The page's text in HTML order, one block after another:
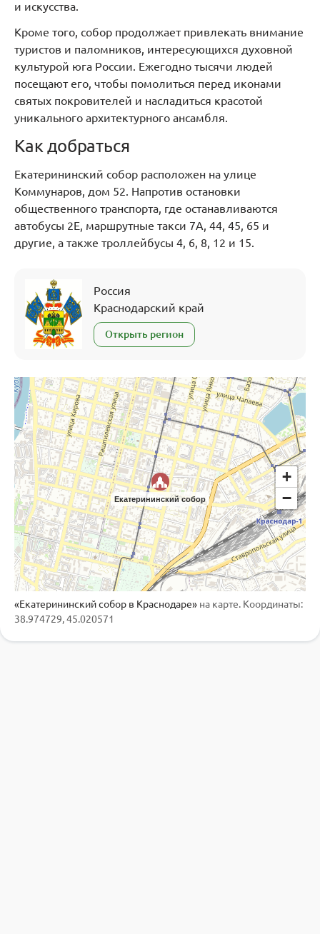
и искусства.
Кроме того, собор продолжает привлекать внимание
туристов и паломников, интересующихся духовной
культурой юга России. Ежегодно тысячи людей
посещают его, чтобы помолиться перед иконами
святых покровителей и насладиться красотой
уникального архитектурного ансамбля.
Как добраться
Екатерининский собор расположен на улице
Коммунаров, дом 52. Напротив остановки
общественного транспорта, где останавливаются
автобусы 2Е, маршрутные такси 7А, 44, 45, 65 и
другие, а также троллейбусы 4, 6, 8, 12 и 15.
Россия
Краснодарский край
Открыть регион
Екатерининский собор
+
−
«Екатерининский собор в Краснодаре» на карте. Координаты:
38.974729, 45.020571